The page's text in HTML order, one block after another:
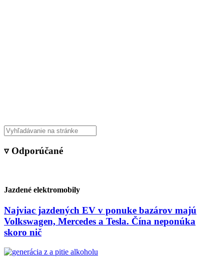
▿ Odporúčané
Jazdené elektromobily
Najviac jazdených EV v ponuke bazárov majú
Volkswagen, Mercedes a Tesla. Čína neponúka
skoro nič